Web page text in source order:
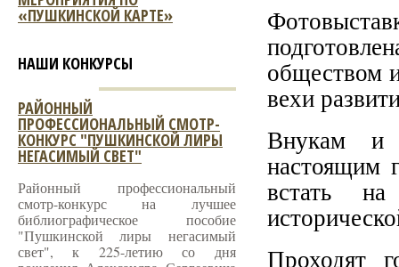
обществом
вехи
Внукам и
настоящим
встать
Проходят
«ПУШКИНСКОЙ КАРТЕ»
НАШИ КОНКУРСЫ
РАЙОННЫЙ
ПРОФЕССИОНАЛЬНЫЙ СМОТР-
КОНКУРС "ПУШКИНСКОЙ ЛИРЫ
НЕГАСИМЫЙ СВЕТ"
Районный профессиональный
смотр-конкурс на лучшее
библиографическое пособие
"Пушкинской лиры негасимый
свет", к 225-летию со дня